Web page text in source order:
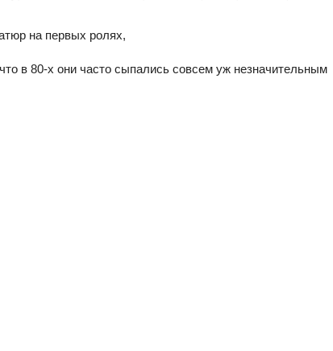
на первых ролях,
в 80-х они часто сыпались совсем уж незначительным